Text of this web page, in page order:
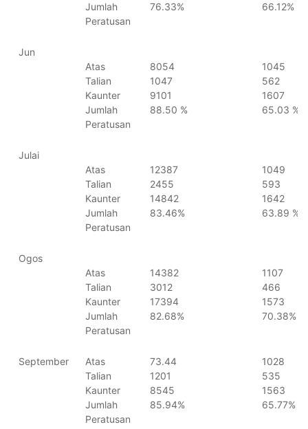
Jumlah
Peratusan
76.33%
66.12%
Jun
Atas
Talian
Kaunter
Jumlah
Peratusan
8054
1047
9101
88.50 %
1045
562
1607
65.03 %
Julai
Atas
Talian
Kaunter
Jumlah
Peratusan
12387
2455
14842
83.46%
1049
593
1642
63.89 %
Ogos
Atas
Talian
Kaunter
Jumlah
Peratusan
14382
3012
17394
82.68%
1107
466
1573
70.38%
September
Atas
Talian
Kaunter
Jumlah
Peratusan
73.44
1201
8545
85.94%
1028
535
1563
65.77%